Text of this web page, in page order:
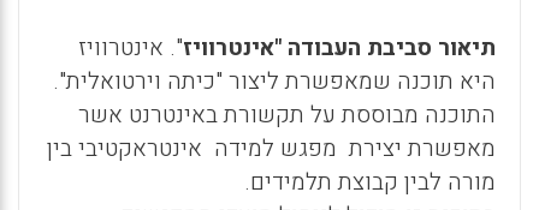
תיאור סביבת העבודה "אינטרוויז". אינטרוויז
היא תוכנה שמאפשרת ליצור "כיתה וירטואלית".
התוכנה מבוססת על תקשורת באינטרנט אשר
מאפשרת יצירת מפגש למידה אינטראקטיבי בין
מורה לבין קבוצת תלמידים.